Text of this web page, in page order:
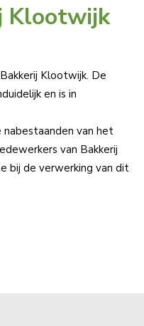
Klootwijk
Klootwijk. De
en is in
nabestaanden van het
van Bakkerij
bij de verwerking van dit